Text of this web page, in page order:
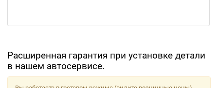
Расширенная гарантия при установке детали
в нашем автосервисе.